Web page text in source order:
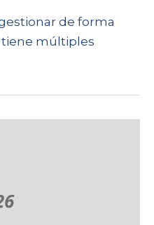
de forma
múltiples